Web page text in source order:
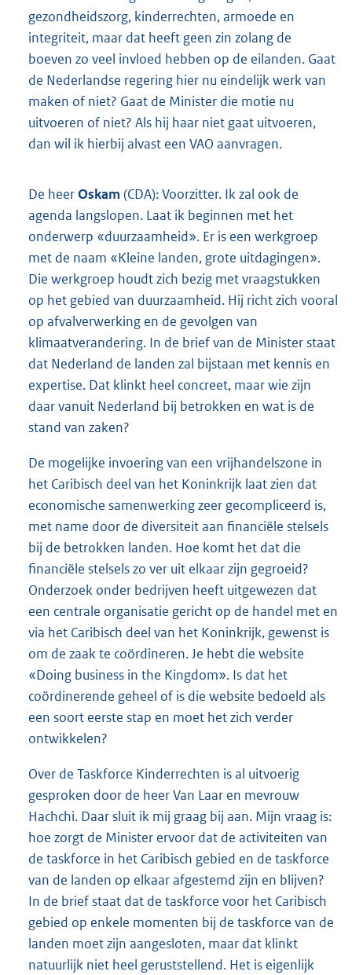
gezondheidszorg, kinderrechten, armoede en
integriteit, maar dat heeft geen zin zolang de
boeven zo veel invloed hebben op de eilanden. Gaat
de Nederlandse regering hier nu eindelijk werk van
maken of niet? Gaat de Minister die motie nu
uitvoeren of niet? Als hij haar niet gaat uitvoeren,
dan wil ik hierbij alvast een VAO aanvragen.
De heerOskam (CDA): Voorzitter. Ik zal ook de
agenda langslopen. Laat ik beginnen met het
onderwerp «duurzaamheid». Er is een werkgroep
met de naam «Kleine landen, grote uitdagingen».
Die werkgroep houdt zich bezig met vraagstukken
op het gebied van duurzaamheid. Hij richt zich vooral
op afvalverwerking en de gevolgen van
klimaatverandering. In de brief van de Minister staat
dat Nederland de landen zal bijstaan met kennis en
expertise. Dat klinkt heel concreet, maar wie zijn
daar vanuit Nederland bij betrokken en wat is de
stand van zaken?
De mogelijke invoering van een vrijhandelszone in
het Caribisch deel van het Koninkrijk laat zien dat
economische samenwerking zeer gecompliceerd is,
met name door de diversiteit aan financiële stelsels
bij de betrokken landen. Hoe komt het dat die
financiële stelsels zo ver uit elkaar zijn gegroeid?
Onderzoek onder bedrijven heeft uitgewezen dat
een centrale organisatie gericht op de handel met en
via het Caribisch deel van het Koninkrijk, gewenst is
om de zaak te coördineren. Je hebt die website
«Doing business in the Kingdom». Is dat het
coördinerende geheel of is die website bedoeld als
een soort eerste stap en moet het zich verder
ontwikkelen?
Over de Taskforce Kinderrechten is al uitvoerig
gesproken door de heer Van Laar en mevrouw
Hachchi. Daar sluit ik mij graag bij aan. Mijn vraag is:
hoe zorgt de Minister ervoor dat de activiteiten van
de taskforce in het Caribisch gebied en de taskforce
van de landen op elkaar afgestemd zijn en blijven?
In de brief staat dat de taskforce voor het Caribisch
gebied op enkele momenten bij de taskforce van de
landen moet zijn aangesloten, maar dat klinkt
natuurlijk niet heel geruststellend. Het is eigenlijk